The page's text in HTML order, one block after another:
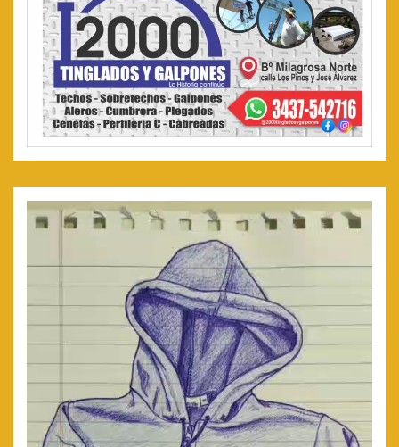
Reproductor
de